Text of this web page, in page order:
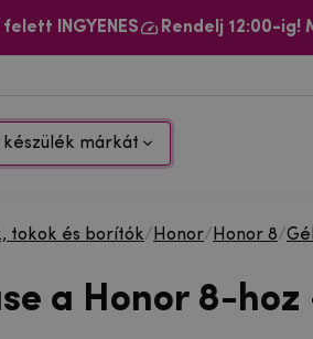
INGYENES Rendelj 12:00-ig!
készülék márkát
tokok és borítók/ Honor/ Honor 8/
a Honor 8-